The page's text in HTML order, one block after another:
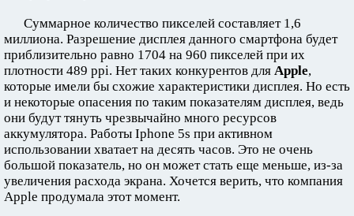
Суммарное количество пикселей составляет 1,6
миллиона. Разрешение дисплея данного смартфона будет
приблизительно равно 1704 на 960 пикселей при их
плотности 489 ppi. Нет таких конкурентов для Apple,
которые имели бы схожие характеристики дисплея. Но есть
и некоторые опасения по таким показателям дисплея, ведь
они будут тянуть чрезвычайно много ресурсов
аккумулятора. Работы Iphone 5s при активном
использовании хватает на десять часов. Это не очень
большой показатель, но он может стать еще меньше, из-за
увеличения расхода экрана. Хочется верить, что компания
Apple продумала этот момент.